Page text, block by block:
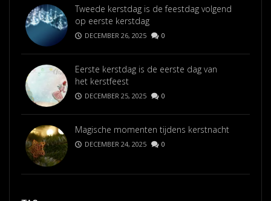
Tweede kerstdag is de feestdag volgend
op eerste kerstdag
DECEMBER 26, 2025 0
Eerste kerstdag is de eerste dag van
het kerstfeest
DECEMBER 25, 2025 0
Magische momenten tijdens kerstnacht
DECEMBER 24, 2025 0